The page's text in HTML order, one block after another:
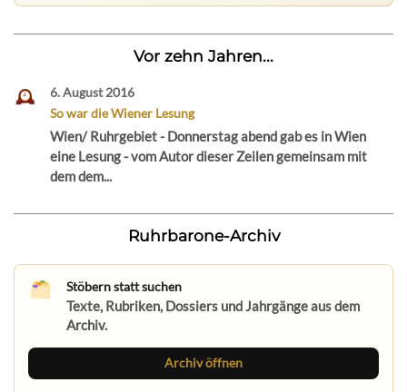
Vor zehn Jahren...
6. August 2016
So war die Wiener Lesung
Wien/ Ruhrgebiet - Donnerstag abend gab es in Wien
eine Lesung - vom Autor dieser Zeilen gemeinsam mit
dem dem...
Ruhrbarone-Archiv
Stöbern statt suchen
Texte, Rubriken, Dossiers und Jahrgänge aus dem
Archiv.
Archiv öffnen